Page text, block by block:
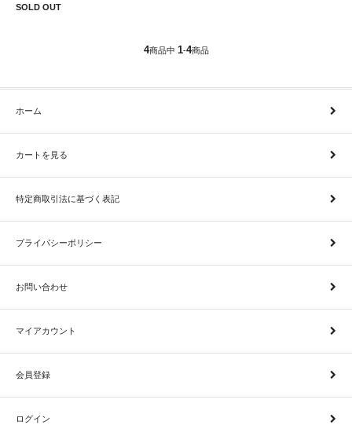
SOLD OUT
4商品中 1-4商品
ホーム
カートを見る
特定商取引法に基づく表記
プライバシーポリシー
お問い合わせ
マイアカウント
会員登録
ログイン